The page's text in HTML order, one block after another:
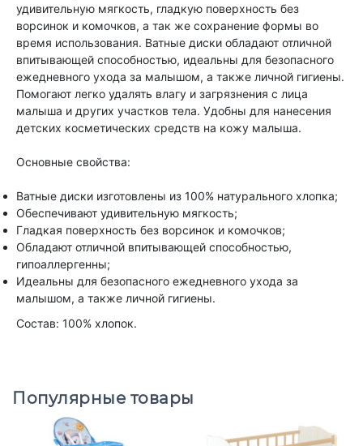
удивительную мягкость, гладкую поверхность без
ворсинок и комочков, а так же сохранение формы во
время использования. Ватные диски обладают отличной
впитывающей способностью, идеальны для безопасного
ежедневного ухода за малышом, а также личной гигиены.
Помогают легко удалять влагу и загрязнения с лица
малыша и других участков тела. Удобны для нанесения
детских косметических средств на кожу малыша.
Основные свойства:
Ватные диски изготовлены из 100% натурального хлопка;
Обеспечивают удивительную мягкость;
Гладкая поверхность без ворсинок и комочков;
Обладают отличной впитывающей способностью,
гипоаллергенны;
Идеальны для безопасного ежедневного ухода за
малышом, а также личной гигиены.
Состав: 100% хлопок.
Популярные товары